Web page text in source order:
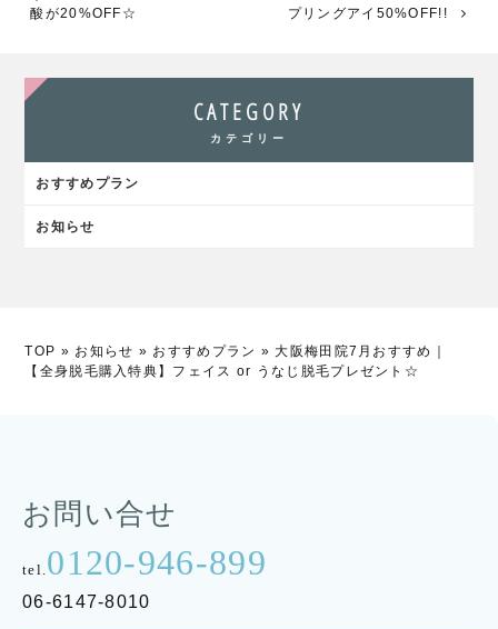
酸が20%OFF☆
プリングアイ50%OFF!!
CATEGORY
カテゴリー
おすすめプラン
お知らせ
TOP » お知らせ » おすすめプラン »大阪梅田院7月おすすめ｜
【全身脱毛購入特典】フェイス or うなじ脱毛プレゼント☆
お問い合せ
tel. 0120-946-899
06-6147-8010